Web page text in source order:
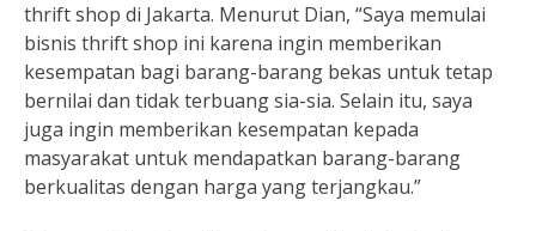
thrift shop di Jakarta. Menurut Dian, “Saya memulai
bisnis thrift shop ini karena ingin memberikan
kesempatan bagi barang-barang bekas untuk tetap
bernilai dan tidak terbuang sia-sia. Selain itu, saya
juga ingin memberikan kesempatan kepada
masyarakat untuk mendapatkan barang-barang
berkualitas dengan harga yang terjangkau.”